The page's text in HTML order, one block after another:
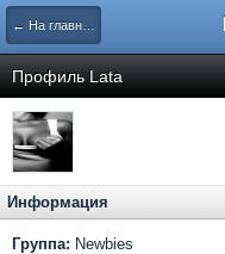
← На главную
Профиль Lata
Информация
Группа: Newbies